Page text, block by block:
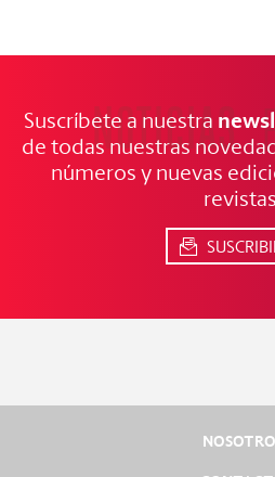
NOTICIAS
Suscríbete a nuestra
de todas nuestras
números y nuevas